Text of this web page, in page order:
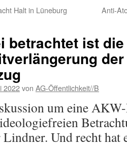
Halt in Lüneburg Anti-
betrachtet ist
2022von AG-Öffentlichkeit//B
um eine
Und recht hat